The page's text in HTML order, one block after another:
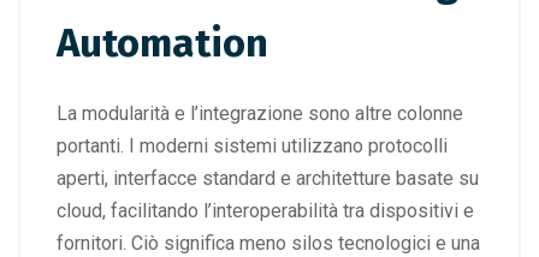
Automation
La modularità e l’integrazione sono altre colonne
portanti. I moderni sistemi utilizzano protocolli
aperti, interfacce standard e architetture basate su
cloud, facilitando l’interoperabilità tra dispositivi e
fornitori. Ciò significa meno silos tecnologici e una